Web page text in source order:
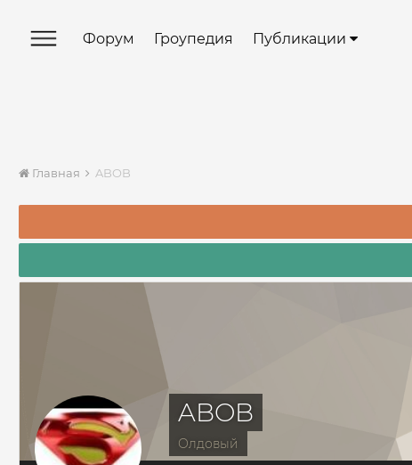
Форум Гроупедия Публикации
Главная ABOB
ABOB
Олдовый